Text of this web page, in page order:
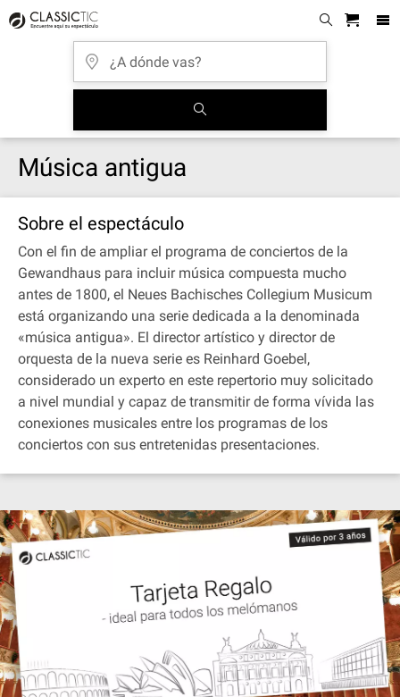
Música antigua
Sobre el espectáculo
Con el fin de ampliar el programa de conciertos de la
Gewandhaus para incluir música compuesta mucho
antes de 1800, el Neues Bachisches Collegium Musicum
está organizando una serie dedicada a la denominada
«música antigua». El director artístico y director de
orquesta de la nueva serie es Reinhard Goebel,
considerado un experto en este repertorio muy solicitado
a nivel mundial y capaz de transmitir de forma vívida las
conexiones musicales entre los programas de los
conciertos con sus entretenidas presentaciones.